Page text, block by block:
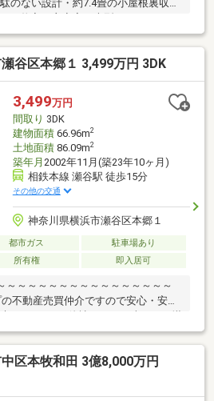
のない設計・約7.4畳の小屋根裏収
の2面採光を取り入れた明るいリビン
LDK（58㎡）＋ルーフ車対応カース
サまで約1500ｍ◆新築時に「住宅性
ホームの長期保証（最長60年・残存
点検・引継ぎ費用等あり）◆2025年1
メンテナンス工事実施済み（保証延
谷区本郷１ 3,499万円 3DK
3,499万円
間取り 3DK
建物面積66.96m2
土地面積86.09m2
築年月 2002年11月(築23年10ヶ月)
相鉄本線 瀬谷駅 徒歩15分
その他の交通
神奈川県横浜市瀬谷区本郷１
都市ガス
駐車場あり
所有権 即入居可
～～～～～～～～～～～～～～～～
不動産売買仲介ですので安心・安
てください♪他社さんとの違いをご堪
～～～～～～～～～～～～～～～～
火曜・水曜も営業中！リフォームの
閑静な住宅地！◆全居室2面採光！●
細・付近の物件情報等はコチラまで
区本牧和田 3億8,000万円